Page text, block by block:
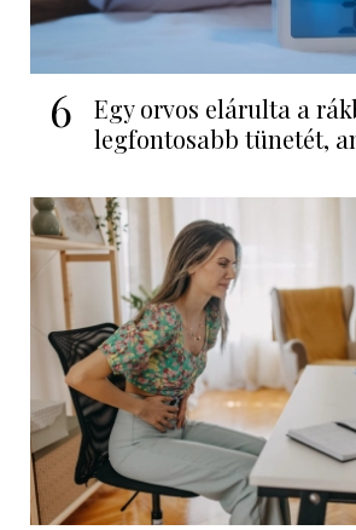
6
Egy orvos elárulta a
legfontosabb tünetét,